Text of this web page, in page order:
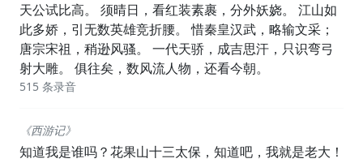
天公试比高。 须晴日，看红装素裹，分外妖娆。 江山如
此多娇，引无数英雄竞折腰。 惜秦皇汉武，略输文采；
唐宗宋祖，稍逊风骚。 一代天骄，成吉思汗，只识弯弓
射大雕。 俱往矣，数风流人物，还看今朝。
515 条录音
《西游记》
知道我是谁吗？花果山十三太保，知道吧，我就是老大！